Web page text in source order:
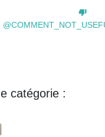
thumb_down
catégorie :